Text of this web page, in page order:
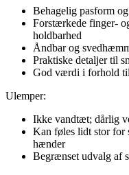
Behagelig pasform
Forstærkede finger-
holdbarhed
Åndbar og
Praktiske detaljer til
God værdi i forhold
Ulemper:
Ikke vandtæt; dårlig
Kan føles lidt stor for
hænder
Begrænset udvalg af